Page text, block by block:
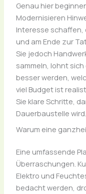
Genau hier
Modernisieren
Interesse schaffen,
und am Ende zur
Sie jedoch
sammeln, lohnt
besser werden,
viel Budget ist
Sie klare Schritte,
Dauerbaustelle wird.
Warum eine
Eine umfassende
Überraschungen.
Elektro und
bedacht werden,